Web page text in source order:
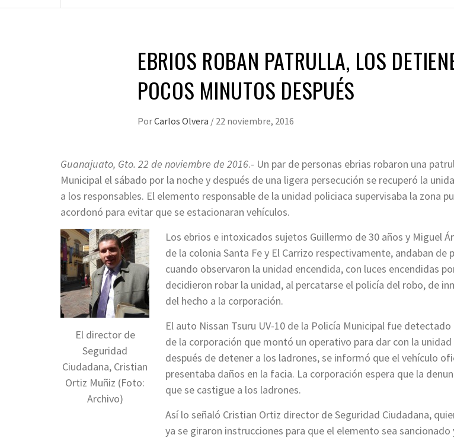
EBRIOS ROBAN PATRULLA, LOS
POCOS MINUTOS DESPUÉS
PorCarlos Olvera / 22 noviembre, 2016
Guanajuato, Gto. 22 de noviembre de 2016.- Un par de personas ebrias robaron una
Municipal el sábado por la noche y después de una ligera persecución se recuperó la
a los responsables. El elemento responsable de la unidad policiaca supervisaba la zona
acordonó para evitar que se estacionaran vehículos.
El director de
Seguridad
Ciudadana, Cristian
Ortiz Muñiz (Foto:
Archivo)
Los ebrios e intoxicados sujetos Guillermo de 30 años y Miguel
de la colonia Santa Fe y El Carrizo respectivamente, andaban de
cuando observaron la unidad encendida, con luces encendidas
decidieron robar la unidad, al percatarse el policía del robo, de
del hecho a la corporación.
El auto Nissan Tsuru UV-10 de la Policía Municipal fue
de la corporación que montó un operativo para dar con la
después de detener a los ladrones, se informó que el vehículo
presentaba daños en la facia. La corporación espera que la
que se castigue a los ladrones.
Así lo señaló Cristian Ortiz director de Seguridad Ciudadana,
ya se giraron instrucciones para que el elemento sea sancionado